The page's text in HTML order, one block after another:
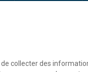
collecter des